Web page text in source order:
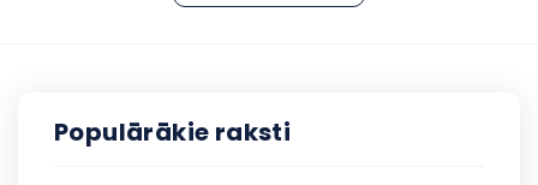
Populārākie raksti